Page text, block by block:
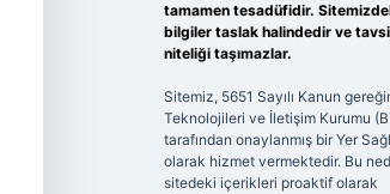
tamamen tesadüfidir.
bilgiler taslak halindedir ve
niteliği taşımazlar.
Sitemiz, 5651 Sayılı Kanun
Teknolojileri ve İletişim Kurumu
tarafından onaylanmış bir Yer
olarak hizmet vermektedir. Bu
sitedeki içerikleri proaktif olarak